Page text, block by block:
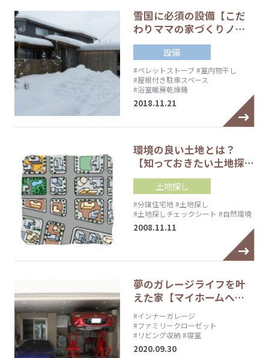
雪国に必須の設備【こだ
わりママの家づくりノ…
設備
#ペレットストーブ#室内物干し
#屋根付き駐車スペース
#浴室暖房乾燥機
2018.11.21
環境の良い土地とは？
【知っておきたい土地探…
土地探し
#分譲住宅地#土地探し
#土地探しチェックシート #自然環境
2008.11.11
夢のガレージライフを叶
えた家【マイホームへ…
#インナーガレージ
#ファミリークローゼット
#リビング収納 #寝室
2020.09.30